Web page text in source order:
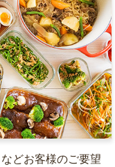
どお客様のご要望